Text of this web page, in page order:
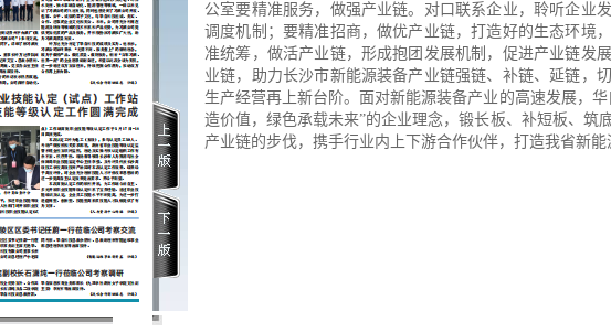
公室要精准服务，做强产业链。对口联系企业，聆听企业
调度机制；要精准招商，做优产业链，打造好的生态环境，
准统筹，做活产业链，形成抱团发展机制，促进产业链发
业链，助力长沙市新能源装备产业链强链、补链、 延链，
生产经营再上新台阶。 面对新能源装备产业的高速发展，华
造价值，绿色承载未来”的企业理念，锻长板、补短板、 筑
产业链的步伐，携手行业内上下游合作伙伴，打造我省新能